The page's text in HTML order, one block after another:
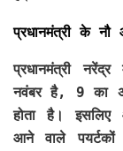
प्रधानमंत्री के नौ
प्रधानमंत्री
नवंबर है, 9 का
होता है।
आने वाले